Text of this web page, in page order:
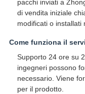
pacchi inviati a
di vendita iniziale
modificati o installati
Come funziona il
Supporto 24 ore su
ingegneri possono
necessario. Viene
per il prodotto.